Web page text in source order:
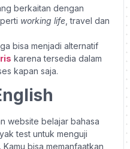
berkaitan dengan
working life , travel dan
bisa menjadi alternatif
karena tersedia dalam
kapan saja.
website belajar bahasa
test untuk menguji
bisa memanfaatkan